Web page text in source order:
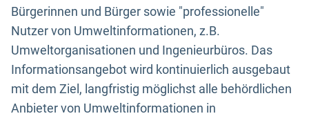
Bürgerinnen und Bürger sowie "professionelle"
Nutzer von Umweltinformationen, z.B.
Umweltorganisationen und Ingenieurbüros. Das
Informationsangebot wird kontinuierlich ausgebaut
mit dem Ziel, langfristig möglichst alle behördlichen
Anbieter von Umweltinformationen in